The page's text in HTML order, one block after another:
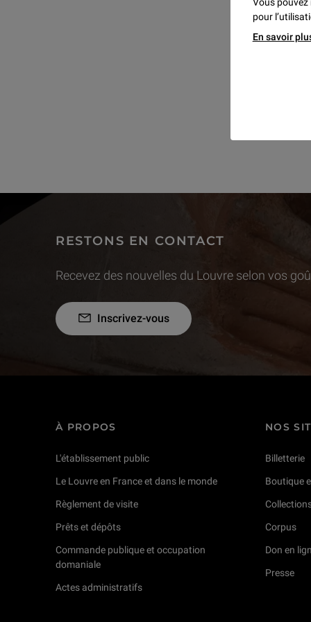
pour
En savoir
RESTONS EN CONTACT
Recevez des nouvelles du Louvre selon vos
Inscrivez-vous
À PROPOS
L'établissement public
Le Louvre en France et dans le monde
Règlement de visite
Prêts et dépôts
Commande publique et occupation
domaniale
Actes administratifs
NOS
Billetterie
Boutique
Corpus
Don en
Presse